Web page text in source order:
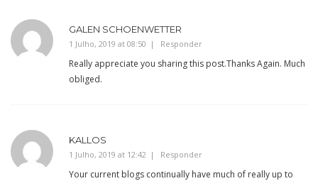
GALEN SCHOENWETTER
1 Julho, 2019 at 08:50 Responder
Really appreciate you sharing this post.Thanks Again. Much
obliged.
KALLOS
1 Julho, 2019 at 12:42 Responder
Your current blogs continually have much of really up to